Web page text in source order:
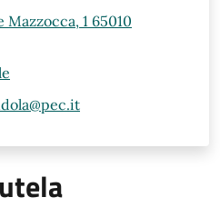
Mazzocca, 1 65010